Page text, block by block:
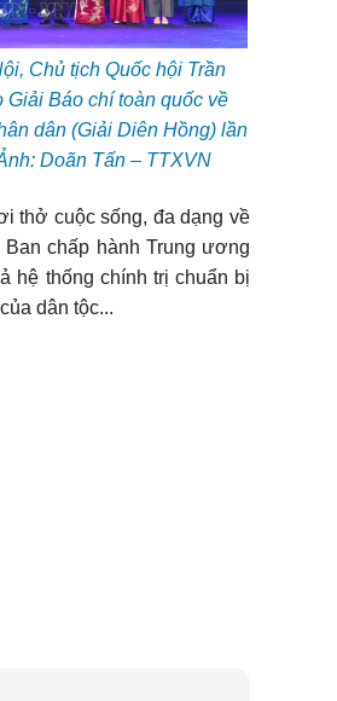
Chủ tịch Quốc hội Trần
Giải Báo chí toàn quốc về
dân (Giải Diên Hồng) lần
Doãn Tấn – TTXVN
thở cuộc sống, đa dạng về
chấp hành Trung ương
hệ thống chính trị chuẩn bị
dân tộc...